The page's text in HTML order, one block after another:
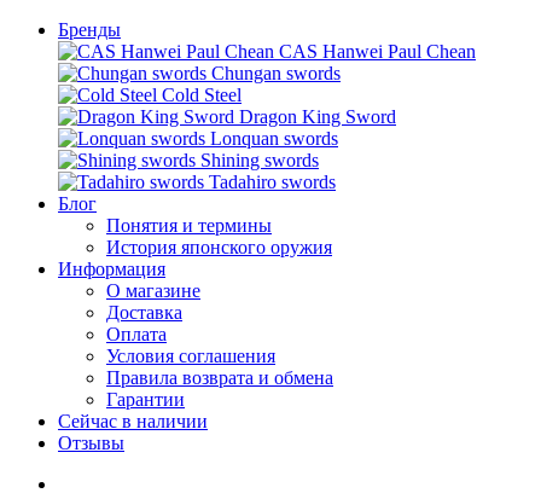
Бренды
CAS Hanwei Paul Chean
Chungan swords
Cold Steel
Dragon King Sword
Lonquan swords
Shining swords
Tadahiro swords
Блог
Понятия и термины
История японского оружия
Информация
О магазине
Доставка
Оплата
Условия соглашения
Правила возврата и обмена
Гарантии
Сейчас в наличии
Отзывы